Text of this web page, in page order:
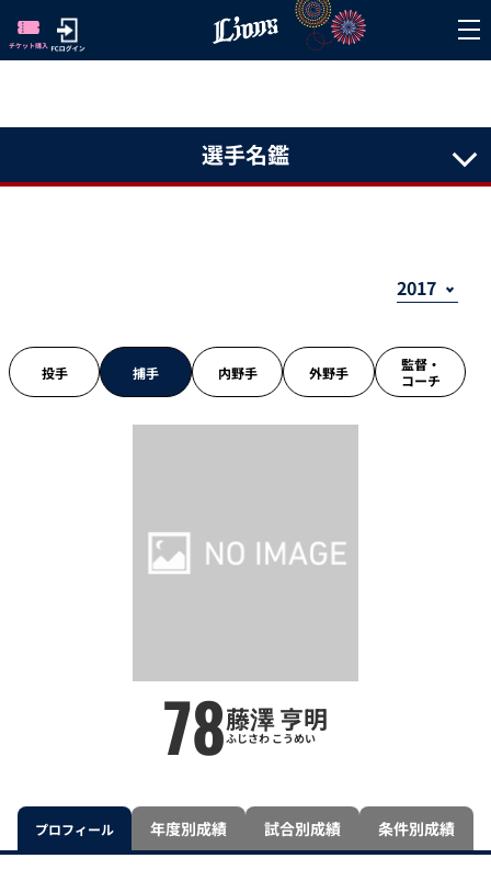
選手名鑑
投手 捕手 内野手 外野手
監督・
コーチ
78藤澤 亨明
ふじさわ こうめい
プロフィール 年度別成績 試合別成績 条件別成績